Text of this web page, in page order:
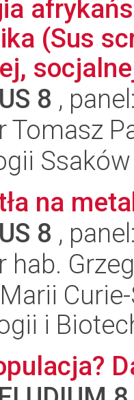
(Sus
8 ,
Tomasz
Ssaków
na
8 ,
hab.
i